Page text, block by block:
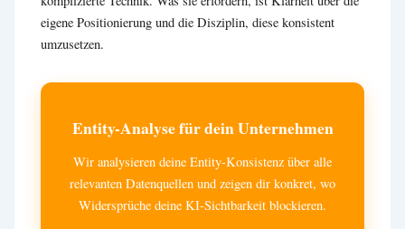
eigene Positionierung und die Disziplin, diese konsistent
umzusetzen.
Entity-Analyse für dein Unternehmen
Wir analysieren deine Entity-Konsistenz über alle
relevanten Datenquellen und zeigen dir konkret, wo
Widersprüche deine KI-Sichtbarkeit blockieren.